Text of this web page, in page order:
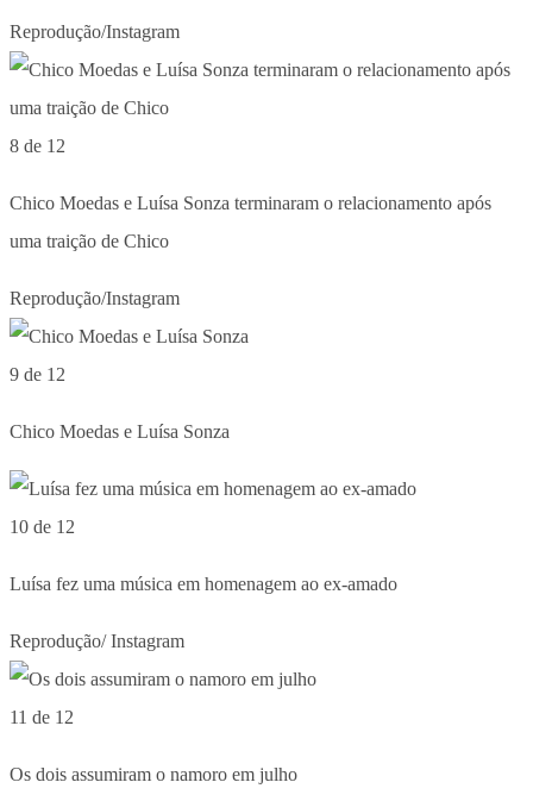
Reprodução/Instagram
8 de 12
Chico Moedas e Luísa Sonza terminaram o relacionamento após
uma traição de Chico
Reprodução/Instagram
9 de 12
Chico Moedas e Luísa Sonza
10 de 12
Luísa fez uma música em homenagem ao ex-amado
Reprodução/ Instagram
11 de 12
Os dois assumiram o namoro em julho